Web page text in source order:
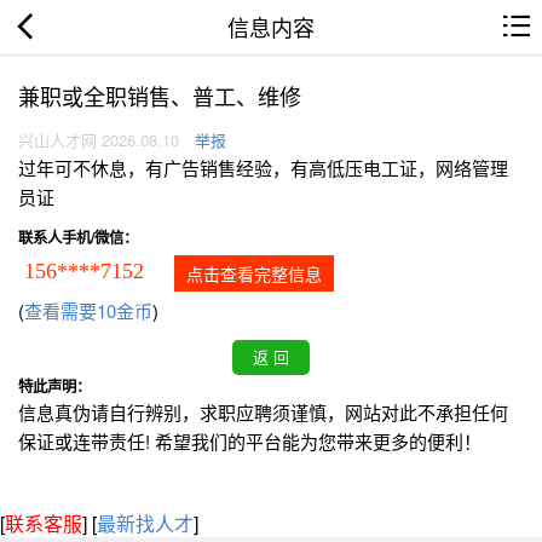
信息内容
兼职或全职销售、普工、维修
兴山人才网 2026.08.10 举报
过年可不休息，有广告销售经验，有高低压电工证，网络管理
员证
联系人手机/微信：
156****7152 点击查看完整信息
(查看需要10金币)
特此声明：
信息真伪请自行辨别，求职应聘须谨慎，网站对此不承担任何
保证或连带责任! 希望我们的平台能为您带来更多的便利！
[联系客服] [最新找人才]